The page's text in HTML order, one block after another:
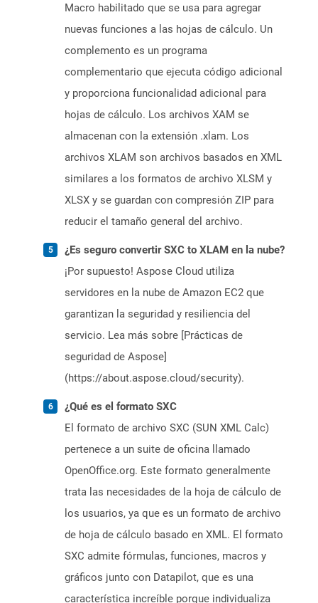
Macro habilitado que se usa para agregar
nuevas funciones a las hojas de cálculo. Un
complemento es un programa
complementario que ejecuta código adicional
y proporciona funcionalidad adicional para
hojas de cálculo. Los archivos XAM se
almacenan con la extensión .xlam. Los
archivos XLAM son archivos basados ​​en XML
similares a los formatos de archivo XLSM y
XLSX y se guardan con compresión ZIP para
reducir el tamaño general del archivo.
¿Es seguro convertir SXC to XLAM en la nube?
¡Por supuesto! Aspose Cloud utiliza
servidores en la nube de Amazon EC2 que
garantizan la seguridad y resiliencia del
servicio. Lea más sobre [Prácticas de
seguridad de Aspose]
(https://about.aspose.cloud/security).
¿Qué es el formato SXC
El formato de archivo SXC (SUN XML Calc)
pertenece a un suite de oficina llamado
OpenOffice.org. Este formato generalmente
trata las necesidades de la hoja de cálculo de
los usuarios, ya que es un formato de archivo
de hoja de cálculo basado en XML. El formato
SXC admite fórmulas, funciones, macros y
gráficos junto con Datapilot, que es una
característica increíble porque individualiza